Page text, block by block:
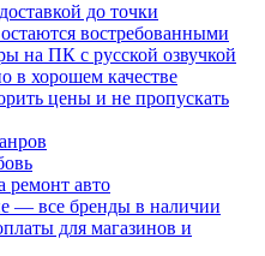
до точки
востребованными
на ПК с русской озвучкой
в хорошем качестве
цены и не пропускать
ремонт авто
— все бренды в наличии
для магазинов и